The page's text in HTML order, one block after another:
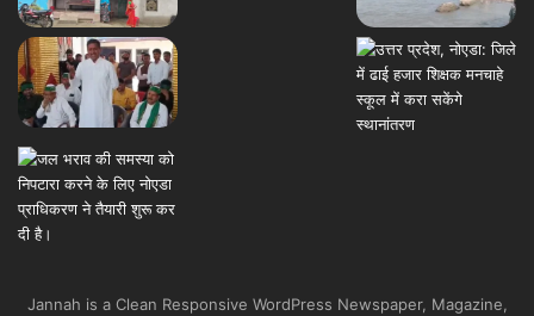
Jannah is a Clean Responsive WordPress Newspaper, Magazine,